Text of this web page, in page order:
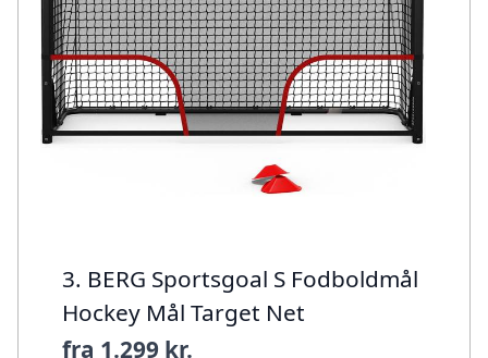
3. BERG Sportsgoal S Fodboldmål
Hockey Mål Target Net
fra 1.299 kr.